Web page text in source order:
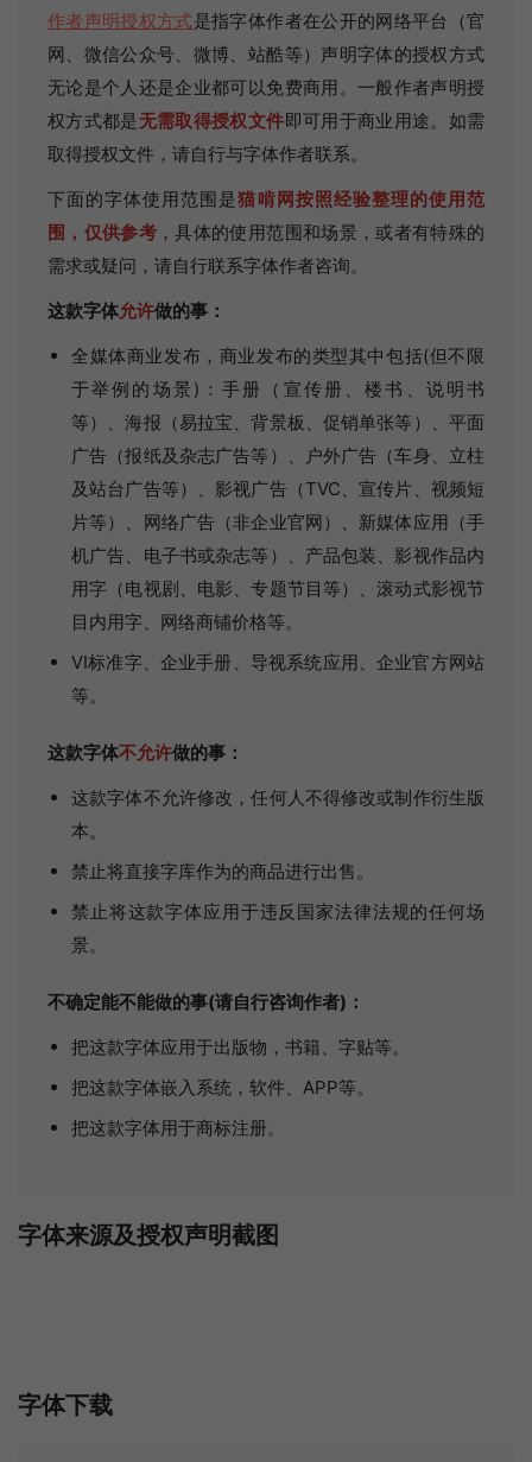
作者声明授权方式是指字体作者在公开的网络平台（官
网、微信公众号、微博、站酷等）声明字体的授权方式
无论是个人还是企业都可以免费商用。一般作者声明授
权方式都是无需取得授权文件即可用于商业用途。如需
取得授权文件，请自行与字体作者联系。
下面的字体使用范围是猫啃网按照经验整理的使用范
围，仅供参考 ，具体的使用范围和场景，或者有特殊的
需求或疑问，请自行联系字体作者咨询。
这款字体允许做的事：
全媒体商业发布，商业发布的类型其中包括(但不限
于举例的场景)：手册（宣传册、楼书、说明书
等）、海报（易拉宝、背景板、促销单张等）、平面
广告（报纸及杂志广告等）、户外广告（车身、立柱
及站台广告等）、影视广告（TVC、宣传片、视频短
片等）、网络广告（非企业官网）、新媒体应用（手
机广告、电子书或杂志等）、产品包装、影视作品内
用字（电视剧、电影、专题节目等）、滚动式影视节
目内用字、网络商铺价格等。
VI标准字、企业手册、导视系统应用、企业官方网站
等。
这款字体不允许做的事：
这款字体不允许修改，任何人不得修改或制作衍生版
本。
禁止将直接字库作为的商品进行出售。
禁止将这款字体应用于违反国家法律法规的任何场
景。
不确定能不能做的事(请自行咨询作者)：
把这款字体应用于出版物，书籍、字贴等。
把这款字体嵌入系统，软件、APP等。
把这款字体用于商标注册。
字体来源及授权声明截图
字体下载